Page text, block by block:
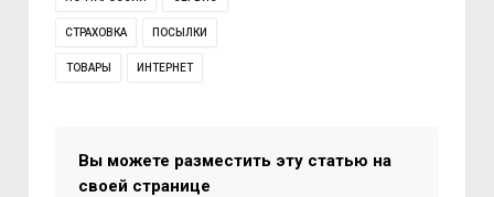
СТРАХОВКА ПОСЫЛКИ
ТОВАРЫ ИНТЕРНЕТ
Вы можете разместить эту статью на
своей странице